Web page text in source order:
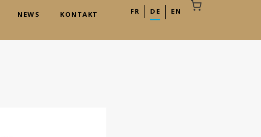
NEWS KONTAKT FR DE EN